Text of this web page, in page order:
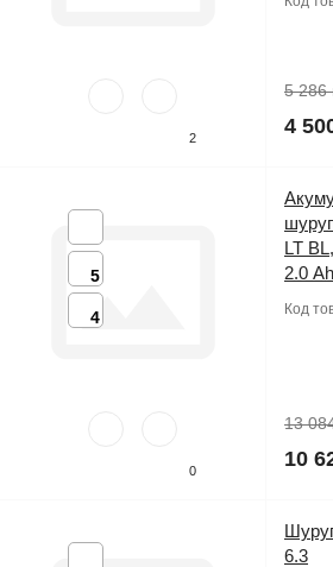
2
5 286
4
5
4
0
LT
2.0
Код
13
10
6.3